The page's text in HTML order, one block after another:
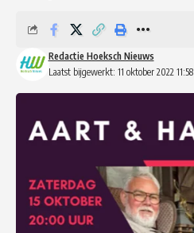
Laatst bijgewerkt: 11 oktober 2022 11:58
Redactie Hoeksch Nieuws